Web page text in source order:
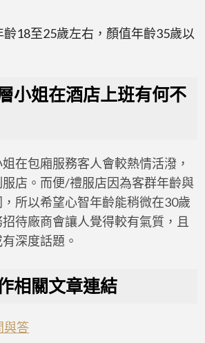
18至25歲左右，顏值年齡35歲以
小姐在酒店上班有何不
在包廂服務客人會較熱情活潑，
店。而便/禮服店因為客群年齡與
所以希望心智年齡能稍微在30歲
待廠商會讓人覺得較有氣質，且
深度話題。
相關文章連結
與答